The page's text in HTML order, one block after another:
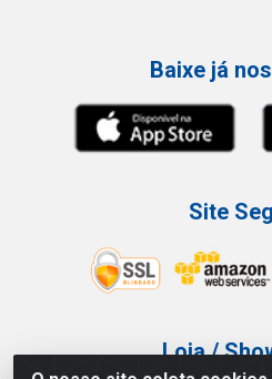
Baixe já
Site
Loja /